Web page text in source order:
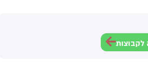
לקבוצות